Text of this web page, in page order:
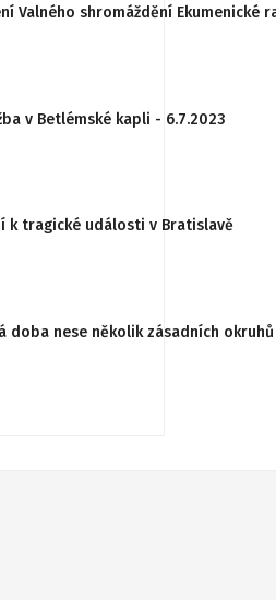
Valného shromáždění
v Betlémské kapli - 6.7.2023
k tragické události v Bratislavě
doba nese několik zásadních